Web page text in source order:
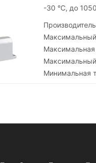
-30 °С, до
Производитель
Минимальная